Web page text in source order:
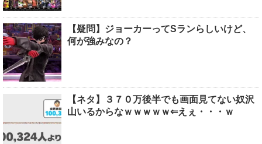
【疑問】ジョーカーってSランらしいけど、
何が強みなの？
【ネタ】３７０万後半でも画面見てない奴沢
山いるからなｗｗｗｗｗ⇐えぇ・・・ｗ